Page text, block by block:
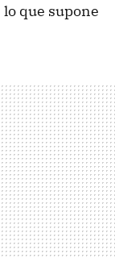
que supone